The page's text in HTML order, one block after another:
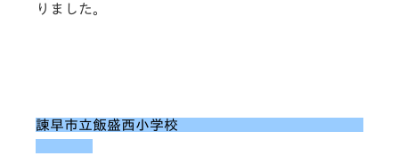
りました。
諫早市立飯盛西小学校